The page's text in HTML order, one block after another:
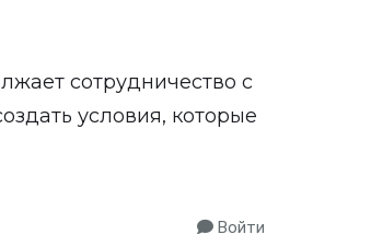
сотрудничество с
условия, которые
Войти